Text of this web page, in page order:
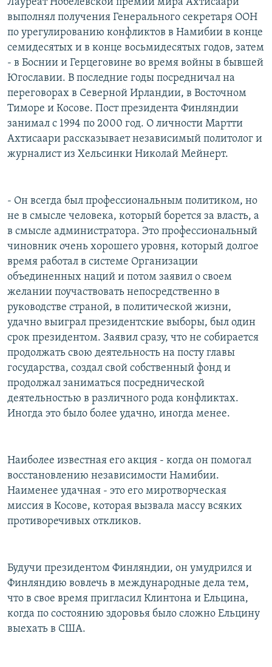
Лауреат Нобелевской премии мира Ахтисаари
выполнял получения Генерального секретаря ООН
по урегулированию конфликтов в Намибии в конце
семидесятых и в конце восьмидесятых годов, затем
- в Боснии и Герцеговине во время войны в бывшей
Югославии. В последние годы посредничал на
переговорах в Северной Ирландии, в Восточном
Тиморе и Косове. Пост президента Финляндии
занимал с 1994 по 2000 год. О личности Мартти
Ахтисаари рассказывает независимый политолог и
журналист из Хельсинки Николай Мейнерт.
- Он всегда был профессиональным политиком, но
не в смысле человека, который борется за власть, а
в смысле администратора. Это профессиональный
чиновник очень хорошего уровня, который долгое
время работал в системе Организации
объединенных наций и потом заявил о своем
желании поучаствовать непосредственно в
руководстве страной, в политической жизни,
удачно выиграл президентские выборы, был один
срок президентом. Заявил сразу, что не собирается
продолжать свою деятельность на посту главы
государства, создал свой собственный фонд и
продолжал заниматься посреднической
деятельностью в различного рода конфликтах.
Иногда это было более удачно, иногда менее.
Наиболее известная его акция - когда он помогал
восстановлению независимости Намибии.
Наименее удачная - это его миротворческая
миссия в Косове, которая вызвала массу всяких
противоречивых откликов.
Будучи президентом Финляндии, он умудрился и
Финляндию вовлечь в международные дела тем,
что в свое время пригласил Клинтона и Ельцина,
когда по состоянию здоровья было сложно Ельцину
выехать в США.